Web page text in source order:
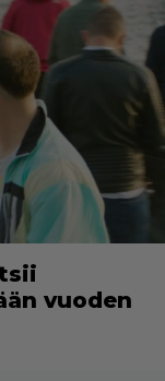
vuoden